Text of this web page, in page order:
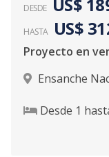
DESDE US$
HASTA US$
Ensanche
Desde 1